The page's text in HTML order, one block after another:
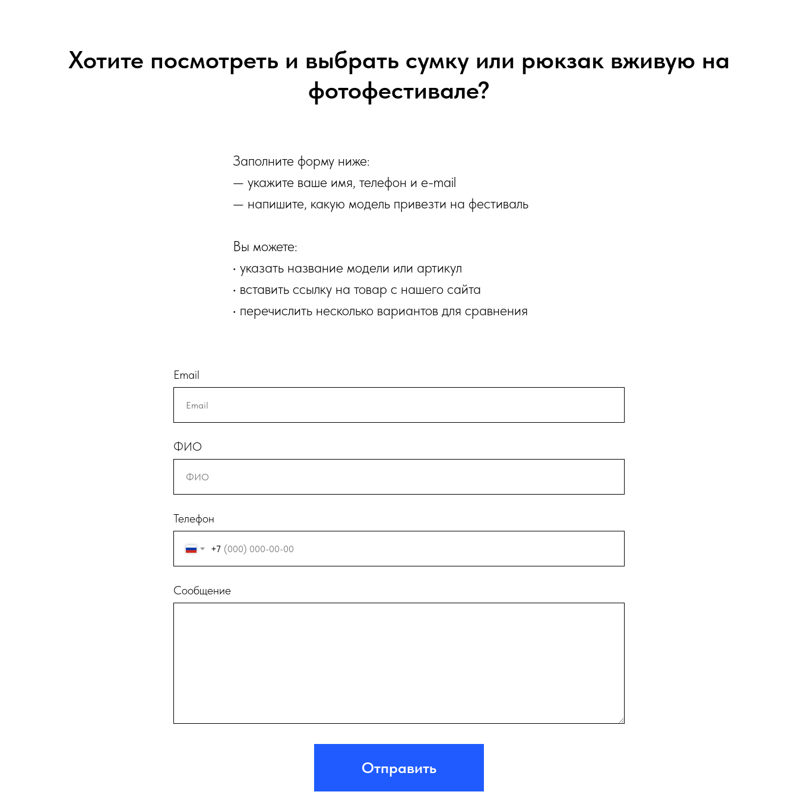
Хотите посмотреть и выбрать сумку или рюкзак вживую на
фотофестивале?
Заполните форму ниже:
— укажите ваше имя, телефон и e-mail
— напишите, какую модель привезти на фестиваль
Вы можете:
• указать название модели или артикул
• вставить ссылку на товар с нашего сайта
• перечислить несколько вариантов для сравнения
Email
ФИО
Телефон
+7
Сообщение
Отправить